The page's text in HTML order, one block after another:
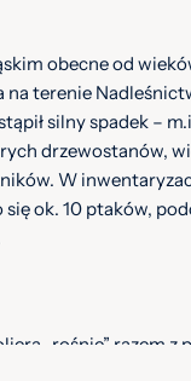
obecne od
terenie
silny spadek –
drzewostanów,
W
ok. 10 ptaków,
„rośnie” razem